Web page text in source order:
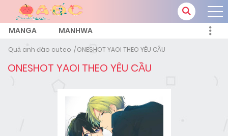
MANGA MANHWA
Quả anh đào cuteo ONESHOT YAOI THEO YÊU CẦU
ONESHOT YAOI THEO YÊU CẦU